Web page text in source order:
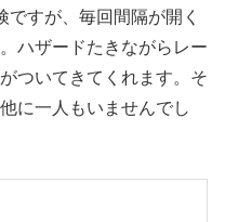
すが、毎回間隔が開く
ハザードたきながらレー
ついてきてくれます。そ
に一人もいませんでし